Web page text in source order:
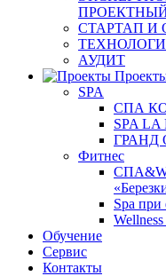
СТАРТАП И
АУДИТ
SPA
СПА
SPA LA
ГРАНД
Фитнес
Spa при
Обучение
Сервис
Контакты